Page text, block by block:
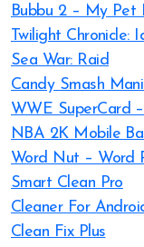
Bubbu 2 – My Pet
Twilight Chronicle:
Sea War: Raid
Candy Smash
WWE SuperCard
NBA 2K Mobile
Word Nut – Word
Smart Clean Pro
Cleaner For
Clean Fix Plus